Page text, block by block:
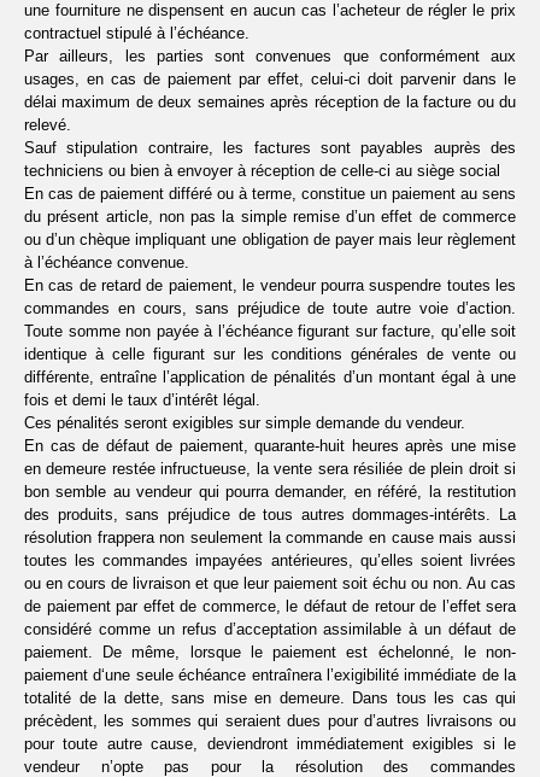
une fourniture ne dispensent en aucun cas l’acheteur de régler le prix
contractuel stipulé à l’échéance.
Par ailleurs, les parties sont convenues que conformément aux
usages, en cas de paiement par effet, celui-ci doit parvenir dans le
délai maximum de deux semaines après réception de la facture ou du
relevé.
Sauf stipulation contraire, les factures sont payables auprès des
techniciens ou bien à envoyer à réception de celle-ci au siège social
En cas de paiement différé ou à terme, constitue un paiement au sens
du présent article, non pas la simple remise d’un effet de commerce
ou d’un chèque impliquant une obligation de payer mais leur règlement
à l’échéance convenue.
En cas de retard de paiement, le vendeur pourra suspendre toutes les
commandes en cours, sans préjudice de toute autre voie d’action.
Toute somme non payée à l’échéance figurant sur facture, qu’elle soit
identique à celle figurant sur les conditions générales de vente ou
différente, entraîne l’application de pénalités d’un montant égal à une
fois et demi le taux d’intérêt légal.
Ces pénalités seront exigibles sur simple demande du vendeur.
En cas de défaut de paiement, quarante-huit heures après une mise
en demeure restée infructueuse, la vente sera résiliée de plein droit si
bon semble au vendeur qui pourra demander, en référé, la restitution
des produits, sans préjudice de tous autres dommages-intérêts. La
résolution frappera non seulement la commande en cause mais aussi
toutes les commandes impayées antérieures, qu’elles soient livrées
ou en cours de livraison et que leur paiement soit échu ou non. Au cas
de paiement par effet de commerce, le défaut de retour de l’effet sera
considéré comme un refus d’acceptation assimilable à un défaut de
paiement. De même, lorsque le paiement est échelonné, le non-
paiement d‘une seule échéance entraînera l’exigibilité immédiate de la
totalité de la dette, sans mise en demeure. Dans tous les cas qui
précèdent, les sommes qui seraient dues pour d’autres livraisons ou
pour toute autre cause, deviendront immédiatement exigibles si le
vendeur n’opte pas pour la résolution des commandes